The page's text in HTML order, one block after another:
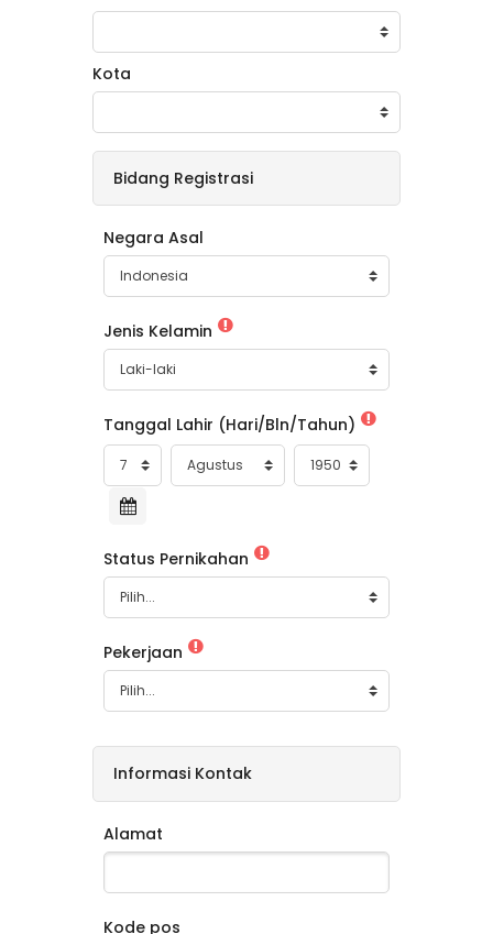
Lewati ke konten utama
Kota
Bidang Registrasi
Negara Asal
Jenis Kelamin
Tanggal Lahir (Hari/Bln/Tahun)
Tanggal Lahir (Hari/Bln/Tahun)
Hari Bulan Tahun
Status Pernikahan
Pekerjaan
Informasi Kontak
Alamat
Kode pos